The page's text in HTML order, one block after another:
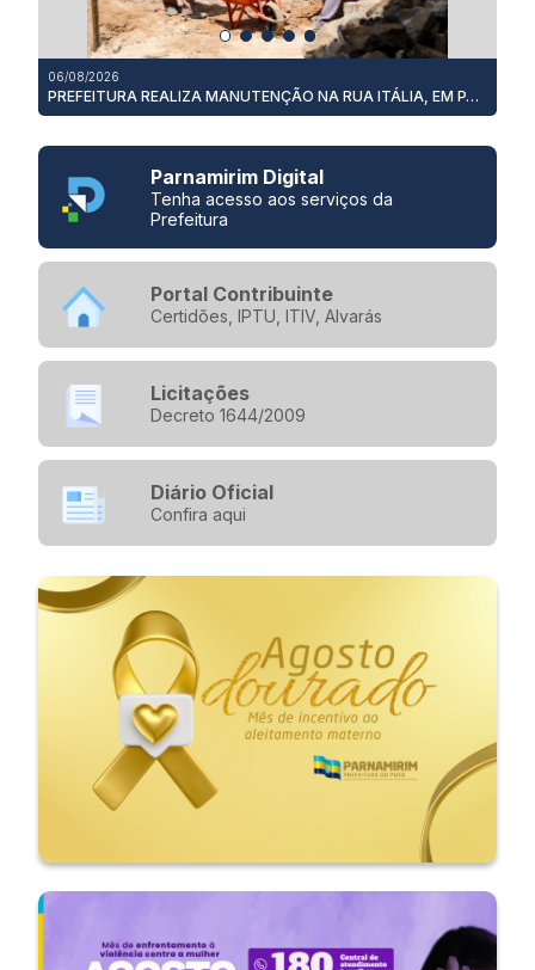
06/08/2026
PREFEITURA REALIZA MANUTENÇÃO NA RUA ITÁLIA, EM PASSAGEM DE AREIA, E PREPARA SOLUÇÃO DEFINITIVA
Parnamirim Digital
Tenha acesso aos serviços da
Prefeitura
Portal Contribuinte
Certidões, IPTU, ITIV, Alvarás
Licitações
Decreto 1644/2009
Diário Oficial
Confira aqui